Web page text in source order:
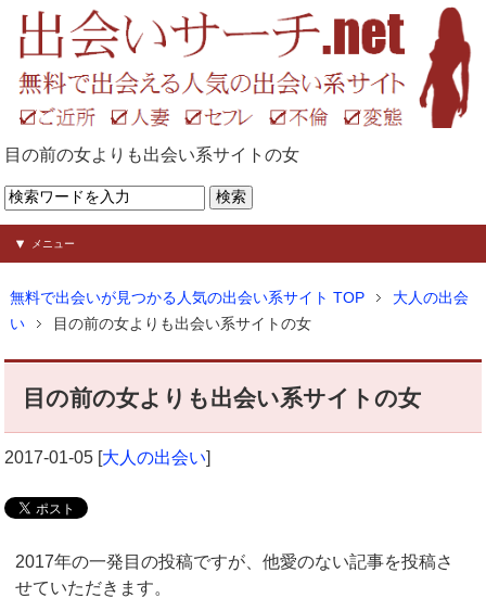
目の前の女よりも出会い系サイトの女
メニュー
無料で出会いが見つかる人気の出会い系サイト TOP
大人の出会
い
目の前の女よりも出会い系サイトの女
目の前の女よりも出会い系サイトの女
2017-01-05 [大人の出会い]
2017年の一発目の投稿ですが、他愛のない記事を投稿さ
せていただきます。